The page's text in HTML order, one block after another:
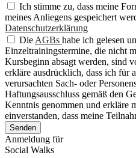
Ich stimme zu, dass meine
meines Anliegens gespeichert
Datenschutzerklärung
Die AGBs habe ich gelesen
Einzeltrainingstermine, die nicht
Kursbeginn absagt werden, sind
erkläre ausdrücklich, dass ich für
verursachten Sach- oder
Haftungsausschluss gemäß den
Kenntnis genommen und erkläre
einverstanden, dass meine
Senden
Anmeldung für
Social Walks